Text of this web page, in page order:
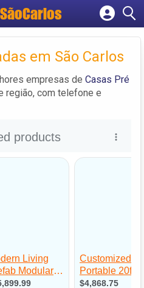
SãoCarlos
empresa
contaem São Carlos
empresas de Casas Pré
região, com telefone e